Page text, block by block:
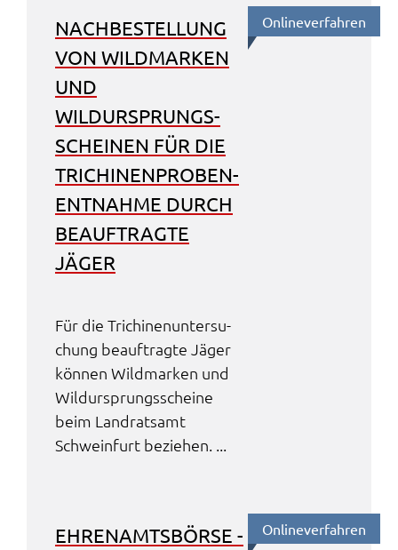
NACH­BE­STEL­LUNG
VON WILD­MAR­KEN
UND
WILDURSPRUNGS­
SCHEI­NEN FÜR DIE
TRICHI­NEN­PRO­BEN­
ENT­NAH­ME DURCH
BEAUF­TRAG­TE
JÄGER
Für die Trichi­nen­un­ter­su­
chung beauf­trag­te Jäger
können Wild­mar­ken und
Wildursprungs­schei­ne
beim Land­rats­amt
Schwein­furt bezie­hen. ...
Online­ver­fah­ren
EHREN­AMTS­BÖR­SE -
Online­ver­fah­ren